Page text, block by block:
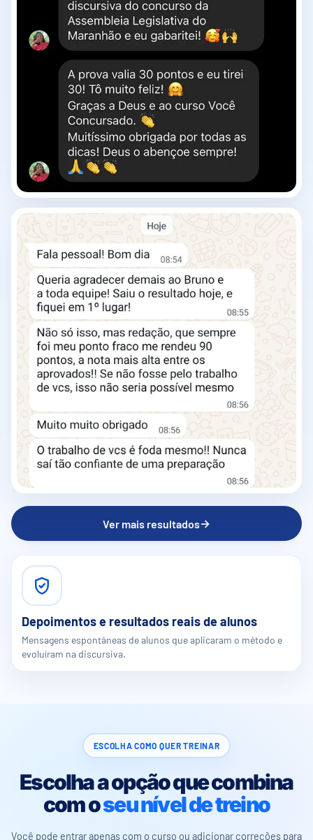
Ver mais resultados→
Depoimentos e resultados reais de alunos
Mensagens espontâneas de alunos que aplicaram o método e
evoluíram na discursiva.
ESCOLHA COMO QUER TREINAR
Escolha a opção que combina
com oseu nível de treino
Você pode entrar apenas com o curso ou adicionar correções para